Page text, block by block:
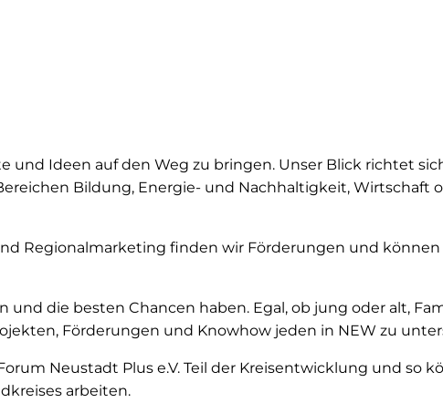
und Ideen auf den Weg zu bringen. Unser Blick richtet
Bildung, Energie- und Nachhaltigkeit, Wirtschaft
Regionalmarketing finden wir Förderungen und können
die besten Chancen haben. Egal, ob jung oder alt,
Förderungen und Knowhow jeden in NEW zu
Neustadt Plus e.V. Teil der Kreisentwicklung und so
arbeiten.